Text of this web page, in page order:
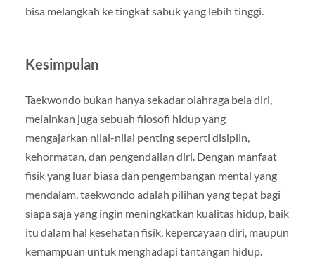
bisa melangkah ke tingkat sabuk yang lebih tinggi.
Kesimpulan
Taekwondo bukan hanya sekadar olahraga bela diri,
melainkan juga sebuah filosofi hidup yang
mengajarkan nilai-nilai penting seperti disiplin,
kehormatan, dan pengendalian diri. Dengan manfaat
fisik yang luar biasa dan pengembangan mental yang
mendalam, taekwondo adalah pilihan yang tepat bagi
siapa saja yang ingin meningkatkan kualitas hidup, baik
itu dalam hal kesehatan fisik, kepercayaan diri, maupun
kemampuan untuk menghadapi tantangan hidup.